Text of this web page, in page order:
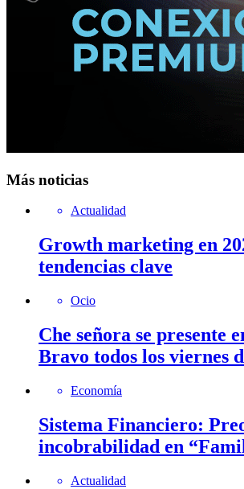
Más noticias
Actualidad
Growth marketing en
tendencias clave
Ocio
Che señora se presente
Bravo todos los viernes
Economía
Sistema Financiero:
incobrabilidad en
Actualidad